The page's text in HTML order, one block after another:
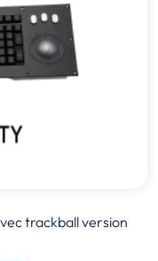
trackball version